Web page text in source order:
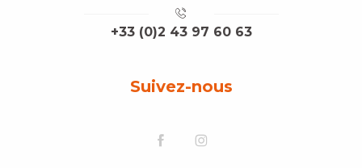
+33 (0)2 43 97 60 63
Suivez-nous